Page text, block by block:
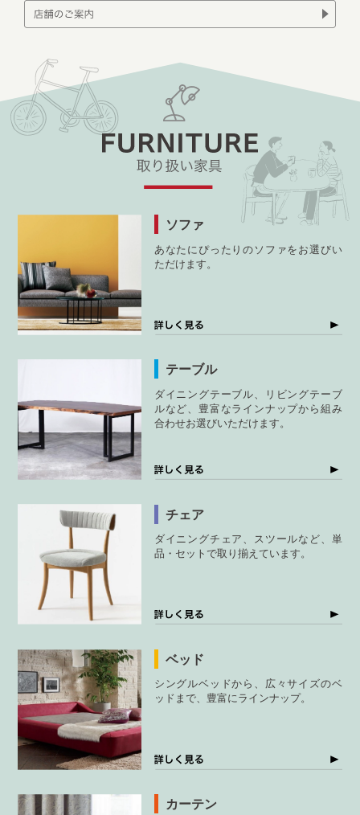
ソファ
あなたにぴったりのソファをお選びい
ただけます。
テーブル
ダイニングテーブル、リビングテーブ
ルなど、豊富なラインナップから組み
合わせお選びいただけます。
チェア
ダイニングチェア、スツールなど、単
品・セットで取り揃えています。
ベッド
シングルベッドから、広々サイズのベ
ッドまで、豊富にラインナップ。
カーテン